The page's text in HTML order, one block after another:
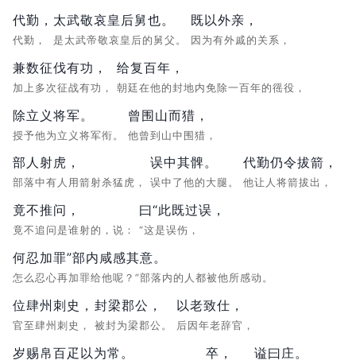
代勤，
代勤，
太武敬哀皇后舅也。
是太武帝敬哀皇后的舅父。
既以外亲，
因为有外戚的关系，
兼数征伐有功，
加上多次征战有功，
给复百年，
朝廷在他的封地内免除一百年的徭役，
除立义将军。
授予他为立义将军衔。
曾围山而猎，
他曾到山中围猎，
部人射虎，
部落中有人用箭射杀猛虎，
误中其髀。
误中了他的大腿。
代勤仍令拔箭，
他让人将箭拔出，
竟不推问，
竟不追问是谁射的，说：
曰“此既过误，
“这是误伤，
何忍加罪”部内咸感其意。
怎么忍心再加罪给他呢？”部落内的人都被他所感动。
位肆州刺史，
官至肆州刺史，
封梁郡公，
被封为梁郡公。
以老致仕，
后因年老辞官，
岁赐帛百疋以为常。 卒， 谥曰庄。